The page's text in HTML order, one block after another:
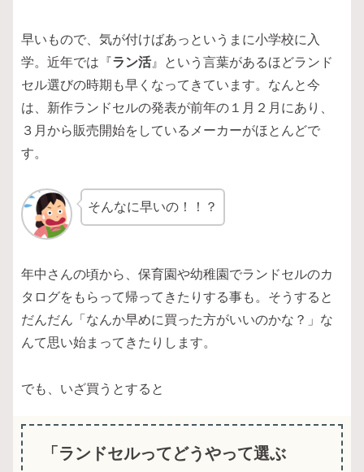
早いもので、気が付けばあっというまに小学校に入
学。近年では『ラン活』という言葉があるほどランド
セル選びの時期も早くなってきています。なんと今
は、新作ランドセルの発表が前年の１月２月にあり、
３月から販売開始をしているメーカーがほとんどで
す。
そんなに早いの！！？
年中さんの頃から、保育園や幼稚園でランドセルのカ
タログをもらって帰ってきたりする事も。そうすると
だんだん「なんか早めに買った方がいいのかな？」な
んて思い始まってきたりします。
でも、いざ買うとすると
「ランドセルってどうやって選ぶ